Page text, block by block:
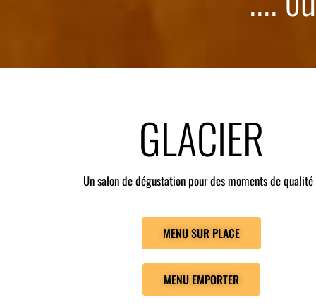
GLACIER
Un salon de dégustation pour des moments de
MENU SUR PLACE
MENU EMPORTER